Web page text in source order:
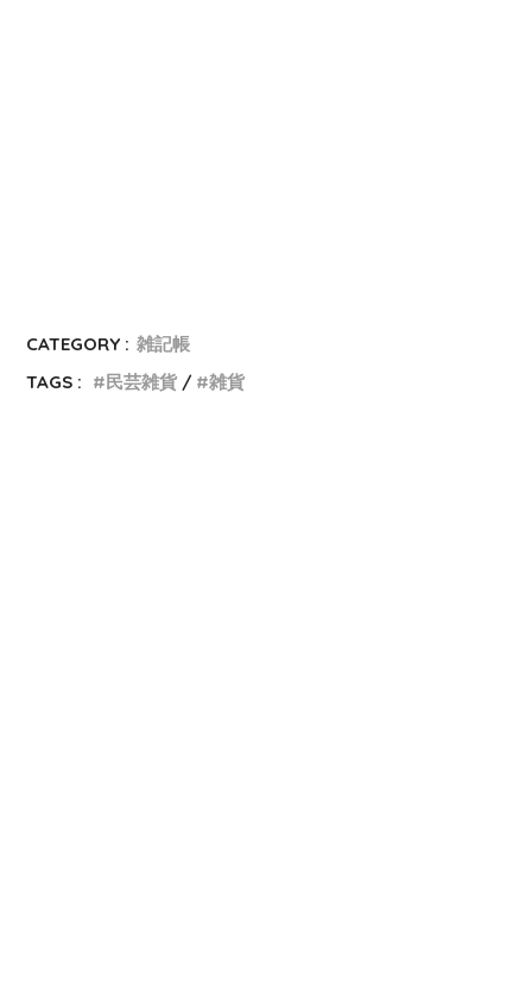
CATEGORY : 雑記帳
TAGS :
民芸雑貨 雑貨